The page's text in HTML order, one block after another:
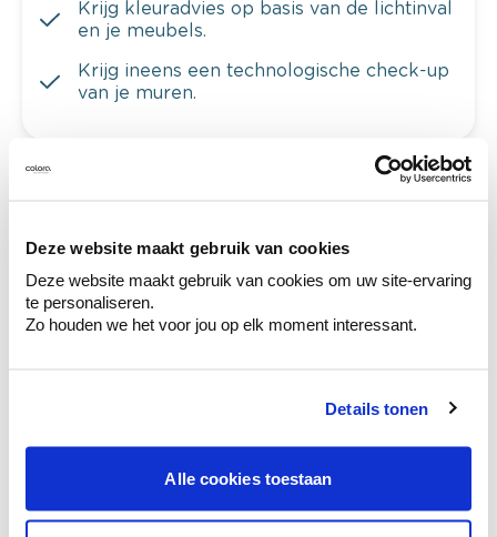
Deze website maakt gebruik van cookies
Deze website maakt gebruik van cookies om uw site-ervaring
te personaliseren.
Zo houden we het voor jou op elk moment interessant.
Details tonen
Alle cookies toestaan
Krijg kleuradvies op basis van de lichtinval
en je meubels.
Krijg ineens een technologische check-up
van je muren.
Ontdek er kleurechte stalen van je
kleurenselectie.
Bekijk er de bijhorende tinten om je kleur
te verfijnen.
Deze stijlen zijn misschien ook iets voor jou